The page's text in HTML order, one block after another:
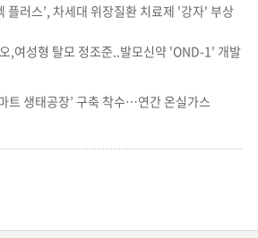
플러스’, 차세대 위장질환 치료제 '강자' 부상
,여성형 탈모 정조준..발모신약 'OND-1' 개발
트 생태공장’ 구축 착수…연간 온실가스